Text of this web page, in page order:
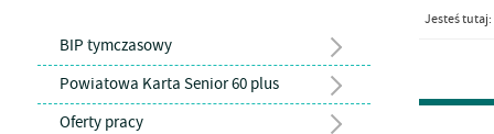
BIP tymczasowy
Powiatowa Karta Senior 60 plus
Oferty pracy
Jesteś tutaj: